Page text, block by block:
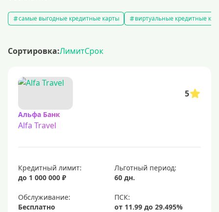
самые выгодные кредитные карты виртуальные кредитные
Сортировка:ЛимитСрок
5
Альфа Банк
Alfa Travel
Кредитный лимит:
до 1 000 000 ₽
Льготный период:
60 дн.
Обслуживание:
Бесплатно